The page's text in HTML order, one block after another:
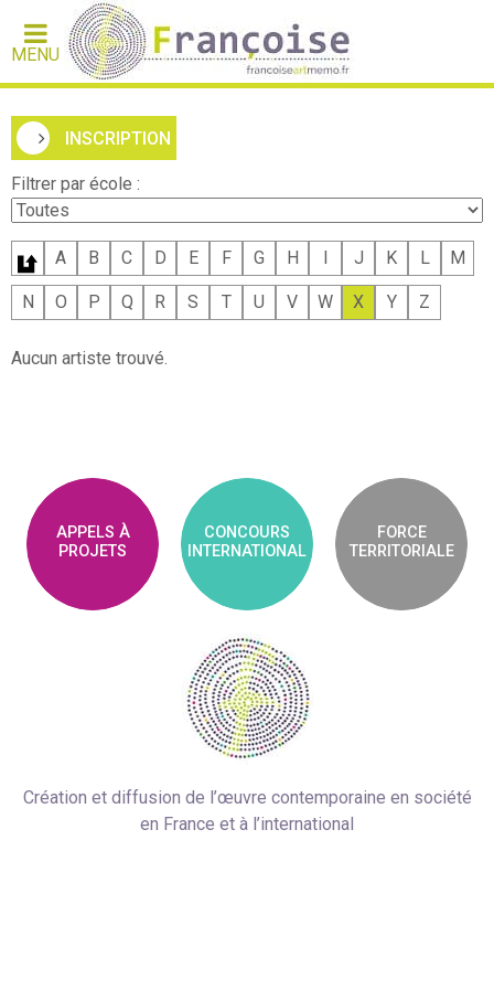
MENU
INSCRIPTION
Filtrer par école :
A B C D E F G H I J K L M
N O P Q R S T U V W X Y Z
Aucun artiste trouvé.
APPELS À
PROJETS
CONCOURS
INTERNATIONAL
FORCE
TERRITORIALE
Création et diffusion de l’œuvre contemporaine en société
en France et à l’international